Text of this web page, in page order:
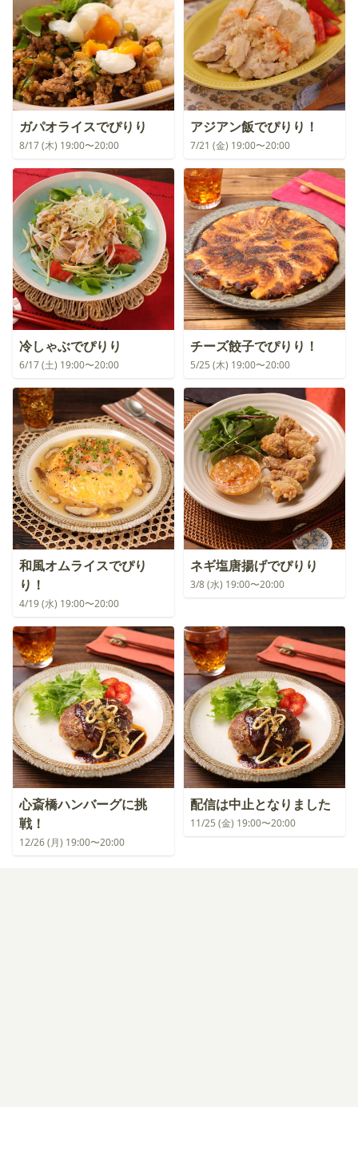
ガパオライスでぴりり
8/17 (木) 19:00〜20:00
アジアン飯でぴりり！
7/21 (金) 19:00〜20:00
冷しゃぶでぴりり
6/17 (土) 19:00〜20:00
チーズ餃子でぴりり！
5/25 (木) 19:00〜20:00
和風オムライスでぴり
り！
4/19 (水) 19:00〜20:00
ネギ塩唐揚げでぴりり
3/8 (水) 19:00〜20:00
心斎橋ハンバーグに挑
戦！
12/26 (月) 19:00〜20:00
配信は中止となりました
11/25 (金) 19:00〜20:00